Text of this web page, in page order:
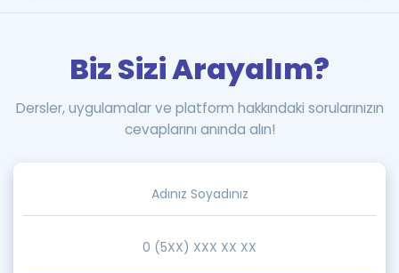
Biz Sizi Arayalım?
Dersler, uygulamalar ve platform hakkındaki sorularınızın
cevaplarını anında alın!